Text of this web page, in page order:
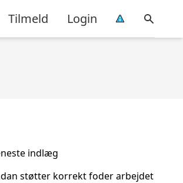
Tilmeld Login
indlæg
støtter korrekt foder arbejdet